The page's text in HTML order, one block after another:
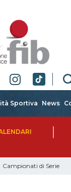
Sportiva News
Campionati di Serie